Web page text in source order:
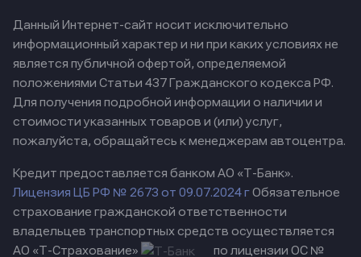
Данный Интернет-сайт носит исключительно
информационный характер и ни при каких условиях не
является публичной офертой, определяемой
положениями Статьи 437 Гражданского кодекса РФ.
Для получения подробной информации о наличии и
стоимости указанных товаров и (или) услуг,
пожалуйста, обращайтесь к менеджерам автоцентра.
Кредит предоставляется банком АО «Т-Банк».
Лицензия ЦБ РФ № 2673 от 09.07.2024 гОбязательное
страхование гражданской ответственности
владельцев транспортных средств осуществляется
АО «Т-Страхование»
по лицензии ОС №